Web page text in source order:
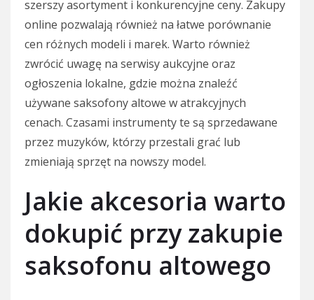
szerszy asortyment i konkurencyjne ceny. Zakupy
online pozwalają również na łatwe porównanie
cen różnych modeli i marek. Warto również
zwrócić uwagę na serwisy aukcyjne oraz
ogłoszenia lokalne, gdzie można znaleźć
używane saksofony altowe w atrakcyjnych
cenach. Czasami instrumenty te są sprzedawane
przez muzyków, którzy przestali grać lub
zmieniają sprzęt na nowszy model.
Jakie akcesoria warto
dokupić przy zakupie
saksofonu altowego